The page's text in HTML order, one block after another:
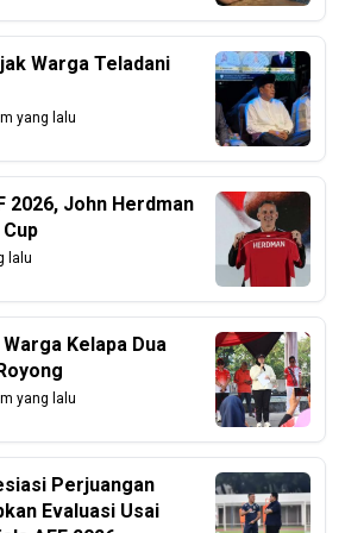
Warga Teladani
yang lalu
2026, John Herdman
Cup
lalu
Kelapa Dua
yang lalu
Perjuangan
Evaluasi Usai